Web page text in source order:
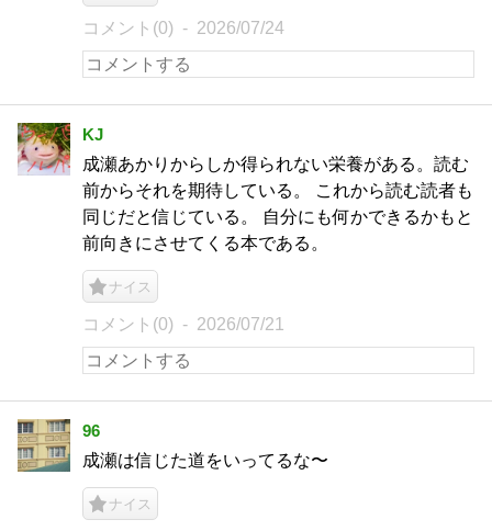
コメント(0) 2026/07/24
KJ
成瀬あかりからしか得られない栄養がある。読む
前からそれを期待している。 これから読む読者も
同じだと信じている。 自分にも何かできるかもと
前向きにさせてくる本である。
ナイス
コメント(0) 2026/07/21
96
成瀬は信じた道をいってるな〜
ナイス